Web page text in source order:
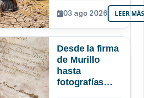
Niño que
podría superar
a los tres
Bolivia
03 ago 2026 LEER
Desde la firma
de Murillo
hasta
fotografías